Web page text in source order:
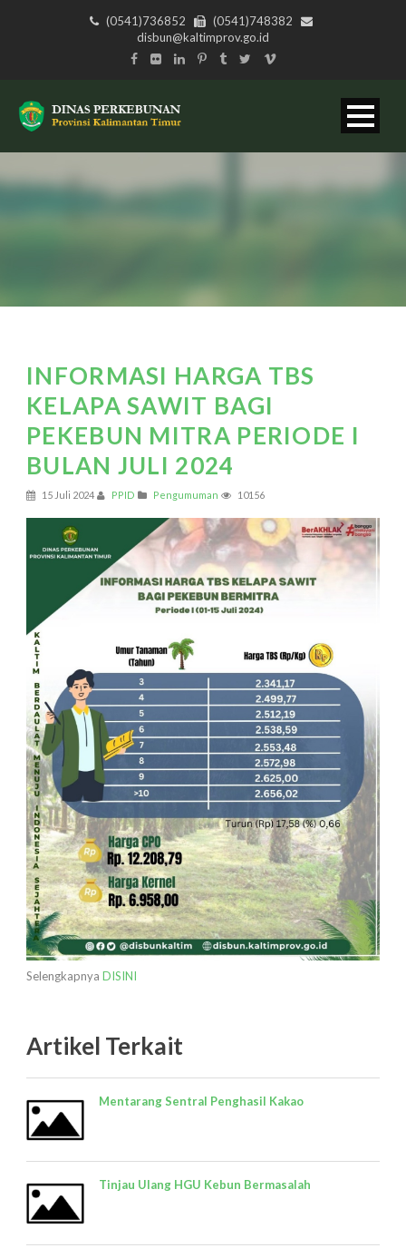
(0541)736852
(0541)748382
disbun@kaltimprov.go.id
INFORMASI HARGA TBS
KELAPA SAWIT BAGI
PEKEBUN MITRA PERIODE I
BULAN JULI 2024
15 Juli 2024 PPID Pengumuman 10156
Selengkapnya DISINI
Artikel Terkait
Mentarang Sentral Penghasil Kakao
Tinjau Ulang HGU Kebun Bermasalah